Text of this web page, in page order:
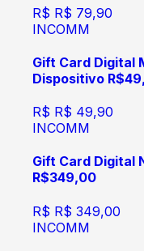
R$ R$ 79,90
INCOMM
Gift Card Digital
Dispositivo
R$ R$ 49,90
INCOMM
Gift Card Digital
R$349,00
R$ R$ 349,00
INCOMM